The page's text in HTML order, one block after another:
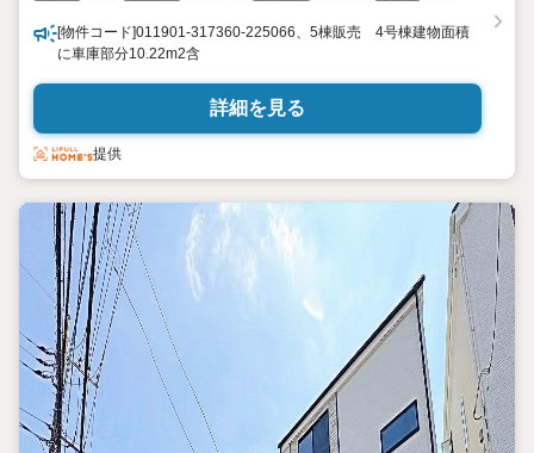
[物件コード]011901-317360-225066、5棟販売 4号棟建物面積
に車庫部分10.22m2含
詳細を見る
提供